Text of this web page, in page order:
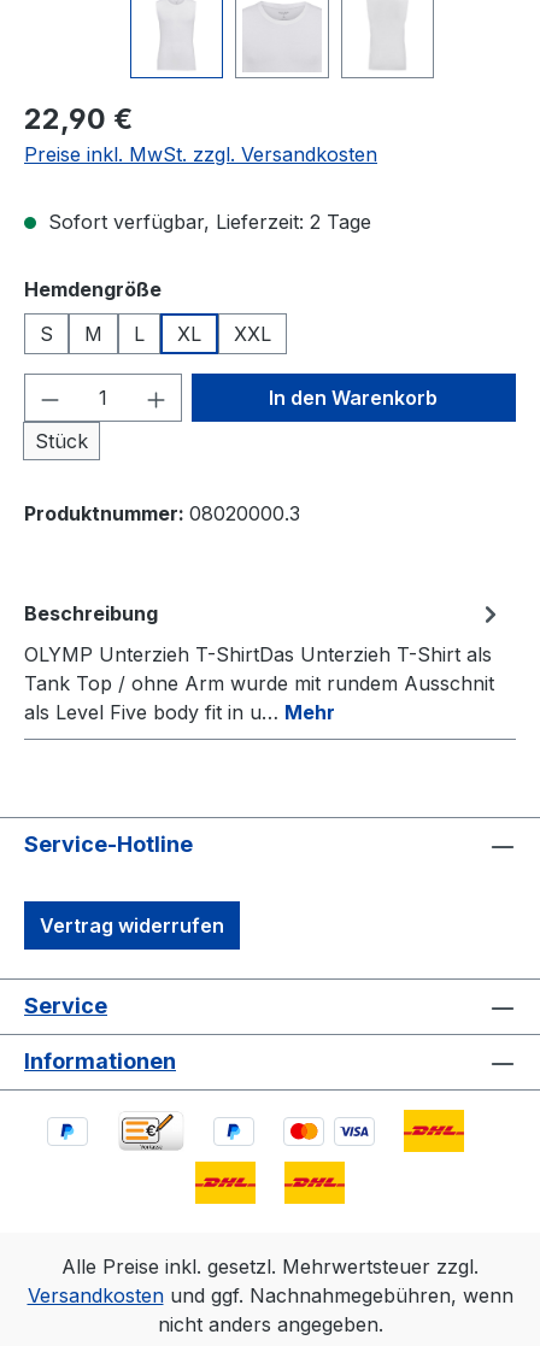
Regulärer Preis:
22,90 €
Preise inkl. MwSt. zzgl. Versandkosten
Sofort verfügbar, Lieferzeit: 2 Tage
Hemdengrößeauswählen
S
M L XL XXL
Produkt Anzahl: Gib den
Stück
In den Warenkorb
Produktnummer: 08020000.3
Beschreibung
OLYMP Unterzieh T-ShirtDas Unterzieh T-Shirt als
Tank Top / ohne Arm wurde mit rundem Ausschnit
als Level Five body fit in u… Mehr
Service-Hotline
Vertrag widerrufen
Service
Informationen
Alle Preise inkl. gesetzl. Mehrwertsteuer zzgl.
Versandkostenund ggf. Nachnahmegebühren, wenn
nicht anders angegeben.